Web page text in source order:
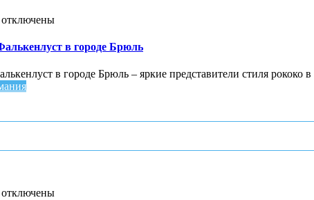
к
Аугустусбург
отключены
в городе Брюль
в городе Брюль – яркие представители стиля рококо
котключены